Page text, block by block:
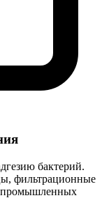
бактерий.
фильтрационные
промышленных